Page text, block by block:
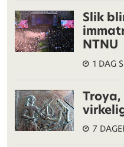
Slik
NTNU
1 DAG
7